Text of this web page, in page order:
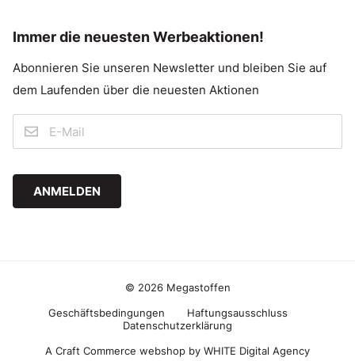
Immer die neuesten Werbeaktionen!
Abonnieren Sie unseren Newsletter und bleiben Sie auf
dem Laufenden über die neuesten Aktionen
ANMELDEN
© 2026 Megastoffen
A Craft Commerce webshop by WHITE Digital Agency
Geschäftsbedingungen
Haftungsausschluss
Datenschutzerklärung